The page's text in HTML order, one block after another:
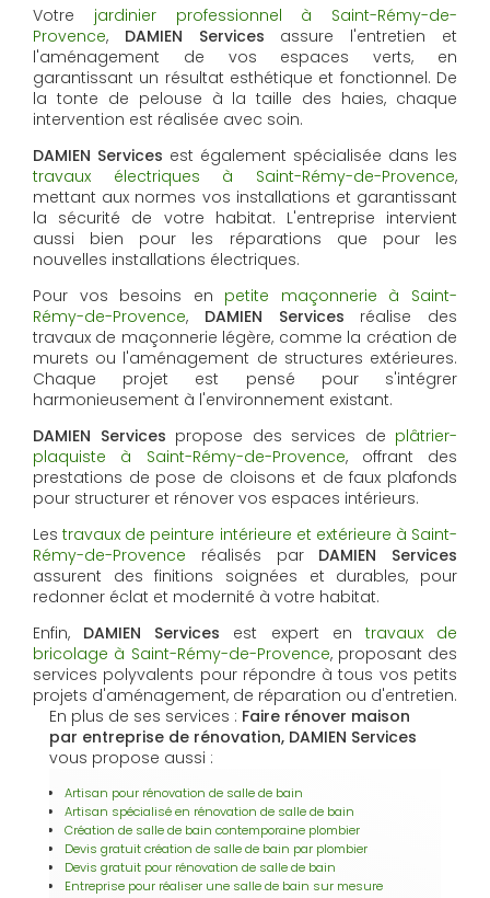
Votre jardinier professionnel à Saint-Rémy-de-
Provence, DAMIEN Services assure l'entretien et
l'aménagement de vos espaces verts, en
garantissant un résultat esthétique et fonctionnel. De
la tonte de pelouse à la taille des haies, chaque
intervention est réalisée avec soin.
DAMIEN Services est également spécialisée dans les
travaux électriques à Saint-Rémy-de-Provence,
mettant aux normes vos installations et garantissant
la sécurité de votre habitat. L'entreprise intervient
aussi bien pour les réparations que pour les
nouvelles installations électriques.
Pour vos besoins en petite maçonnerie à Saint-
Rémy-de-Provence, DAMIEN Services réalise des
travaux de maçonnerie légère, comme la création de
murets ou l'aménagement de structures extérieures.
Chaque projet est pensé pour s'intégrer
harmonieusement à l'environnement existant.
DAMIEN Services propose des services de plâtrier-
plaquiste à Saint-Rémy-de-Provence, offrant des
prestations de pose de cloisons et de faux plafonds
pour structurer et rénover vos espaces intérieurs.
Lestravaux de peinture intérieure et extérieure à Saint-
Rémy-de-Provence réalisés par DAMIEN Services
assurent des finitions soignées et durables, pour
redonner éclat et modernité à votre habitat.
Enfin, DAMIEN Services est expert en travaux de
bricolage à Saint-Rémy-de-Provence, proposant des
services polyvalents pour répondre à tous vos petits
projets d'aménagement, de réparation ou d'entretien.
En plus de ses services : Faire rénover maison
par entreprise de rénovation, DAMIEN Services
vous propose aussi :
Artisan pour rénovation de salle de bain
Artisan spécialisé en rénovation de salle de bain
Création de salle de bain contemporaine plombier
Devis gratuit création de salle de bain par plombier
Devis gratuit pour rénovation de salle de bain
Entreprise pour réaliser une salle de bain sur mesure